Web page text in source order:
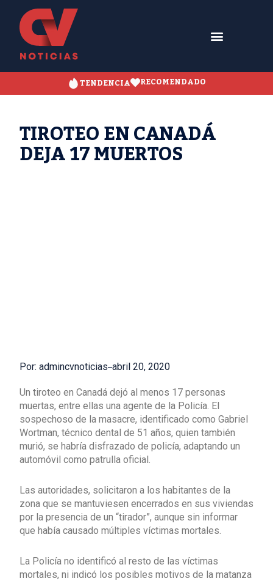
TENDENCIA RECOMENDADO
TIROTEO EN CANADÁ
DEJA 17 MUERTOS
Por: admincvnoticias abril 20, 2020
Un tiroteo en Canadá dejó al menos 17 personas
muertas, entre ellas una agente de la Policía. El
sospechoso de la masacre, identificado como Gabriel
Wortman, técnico dental de 51 años, quien también
murió, se habría disfrazado de policía, adaptando un
automóvil como patrulla oficial.
Las autoridades, solicitaron a los habitantes de la
zona que se mantuviesen encerrados en sus viviendas
por la presencia de un “tirador”, aunque sin informar
que había causado múltiples víctimas mortales.
La Policía no identificó al resto de las víctimas
mortales, ni indicó los posibles motivos de la matanza